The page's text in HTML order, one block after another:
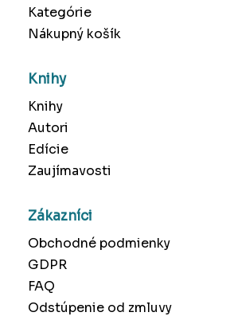
Kategórie
Nákupný košík
Knihy
Knihy
Autori
Edície
Zaujímavosti
Zákazníci
Obchodné podmienky
GDPR
FAQ
Odstúpenie od zmluvy